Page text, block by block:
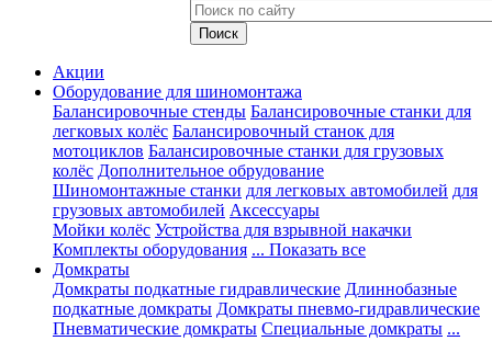
Акции
Оборудование для шиномонтажа
Балансировочные стенды Балансировочные станки для
легковых колёс Балансировочный станок для
мотоциклов Балансировочные станки для грузовых
колёс Дополнительное обрудование
Шиномонтажные станки для легковых автомобилей для
грузовых автомобилей Аксессуары
Мойки колёс Устройства для взрывной накачки
Комплекты оборудования ... Показать все
Домкраты
Домкраты подкатные гидравлические Длиннобазные
подкатные домкраты Домкраты пневмо-гидравлические
Пневматические домкраты Специальные домкраты ...